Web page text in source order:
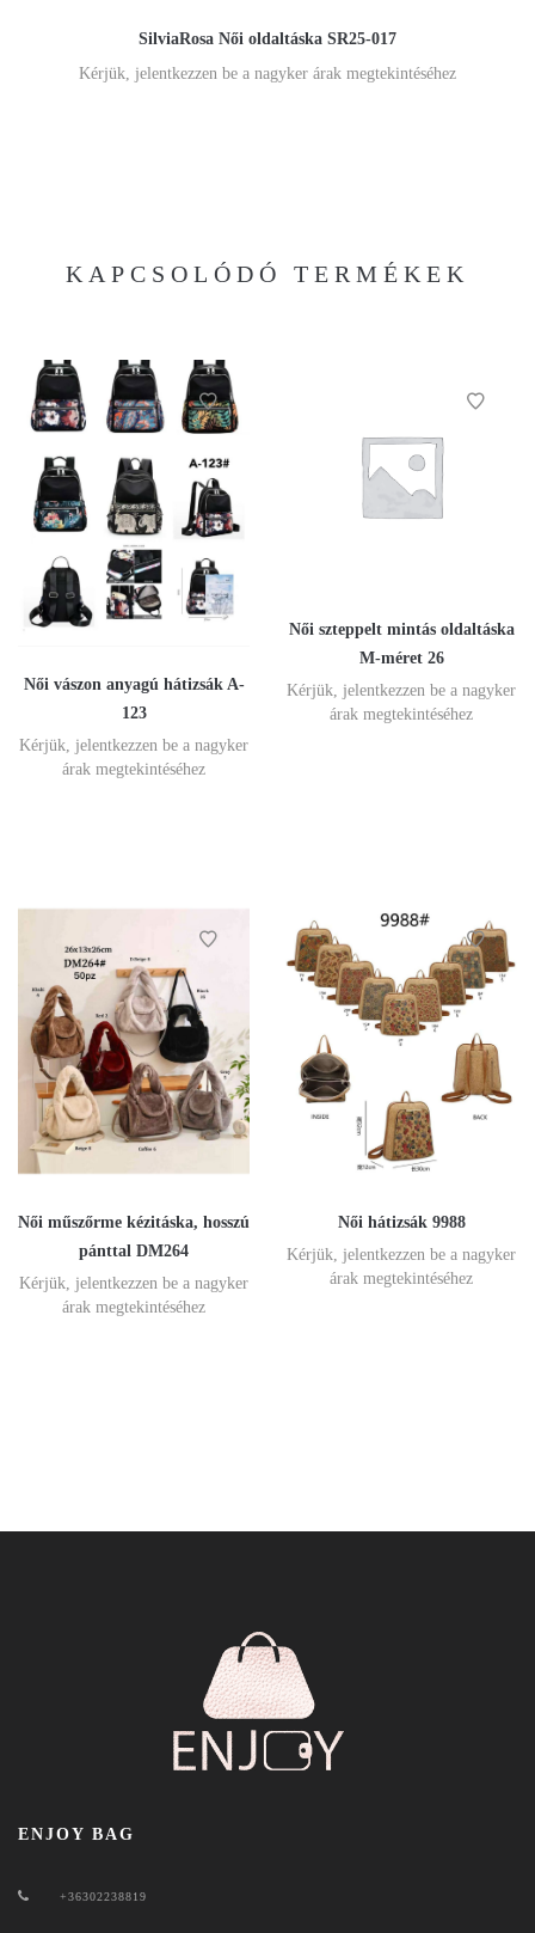
SilviaRosa Női oldaltáska SR25-017
Kérjük, jelentkezzen be a nagyker árak megtekintéséhez
KAPCSOLÓDÓ TERMÉKEK
Női vászon anyagú hátizsák A-
123
Kérjük, jelentkezzen be a nagyker
árak megtekintéséhez
Női szteppelt mintás oldaltáska
M-méret 26
Kérjük, jelentkezzen be a nagyker
árak megtekintéséhez
Női műszőrme kézitáska, hosszú
pánttal DM264
Kérjük, jelentkezzen be a nagyker
árak megtekintéséhez
Női hátizsák 9988
Kérjük, jelentkezzen be a nagyker
árak megtekintéséhez
ENJOY BAG
+36302238819